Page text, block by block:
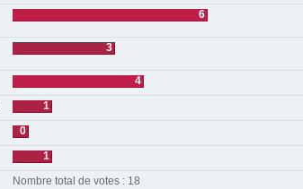
6
3
4
1
0
1
Nombre total de votes : 18